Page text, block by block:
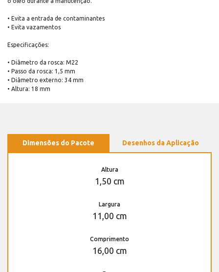
• Evita a entrada de contaminantes
• Evita vazamentos
Especificações:
• Diâmetro da rosca: M22
• Passo da rosca: 1,5 mm
• Diâmetro externo: 34 mm
• Altura: 18 mm
Dimensões do Pacote Desenhos da Aplicação
Altura
1,50 cm
Largura
11,00 cm
Comprimento
16,00 cm